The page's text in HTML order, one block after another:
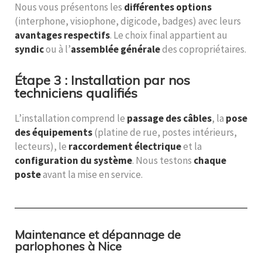
Nous vous présentons les différentes options
(interphone, visiophone, digicode, badges) avec leurs
avantages respectifs. Le choix final appartient au
syndicou à l’assemblée généraledes copropriétaires.
Étape 3 : Installation par nos
techniciens qualifiés
L’installation comprend le passage des câbles, la pose
des équipements(platine de rue, postes intérieurs,
lecteurs), le raccordement électriqueet la
configuration du système. Nous testons chaque
posteavant la mise en service.
Maintenance et dépannage de
parlophones à Nice